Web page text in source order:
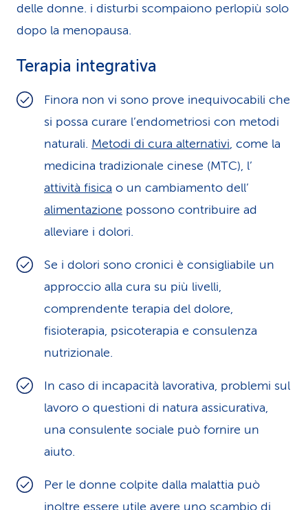
delle donne. i disturbi scompaiono perlopiù solo
dopo la menopausa.
Terapia integrativa
Finora non vi sono prove inequivocabili che
si possa curare l’endometriosi con metodi
naturali. Metodi di cura alternativi, come la
medicina tradizionale cinese (MTC), l’
attività fisica o un cambiamento dell’
alimentazione possono contribuire ad
alleviare i dolori.
Se i dolori sono cronici è consigliabile un
approccio alla cura su più livelli,
comprendente terapia del dolore,
fisioterapia, psicoterapia e consulenza
nutrizionale.
In caso di incapacità lavorativa, problemi sul
lavoro o questioni di natura assicurativa,
una consulente sociale può fornire un
aiuto.
Per le donne colpite dalla malattia può
inoltre essere utile avere uno scambio di